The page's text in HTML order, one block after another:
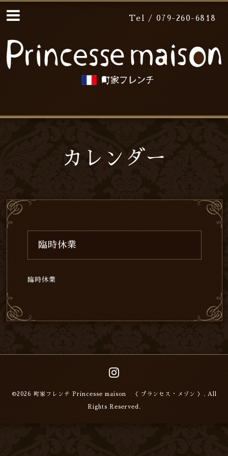
Tel / 079-260-6818
カレンダー
臨時休業
臨時休業
©2026 町家フレンチ Princesse maison 〈 プランセス・メゾン 〉 . All
Rights Reserved.